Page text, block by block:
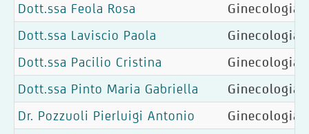
Dott.ssa Feola Rosa
Dott.ssa Laviscio Paola
Dott.ssa Pacilio Cristina
Dott.ssa Pinto Maria Gabriella
Ginecologia
Dr. Pozzuoli Pierluigi Antonio
Ginecologia